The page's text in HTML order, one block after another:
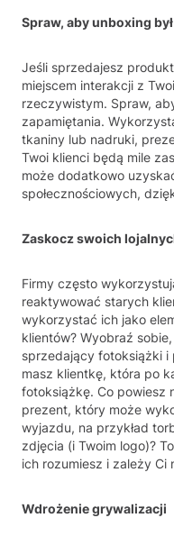
Spraw, aby unboxing
Jeśli sprzedajesz
miejscem interakcji z
rzeczywistym. Spraw,
zapamiętania.
tkaniny lub nadruki,
Twoi klienci będą mile
może dodatkowo
społecznościowych,
Zaskocz swoich
Firmy często
reaktywować starych
wykorzystać ich jako
klientów? Wyobraź
sprzedający fotoksiążki
masz klientkę, która po
fotoksiążkę. Co powiesz
prezent, który może
wyjazdu, na przykład
zdjęcia (i Twoim logo)?
ich rozumiesz i zależy Ci
Wdrożenie grywalizacji